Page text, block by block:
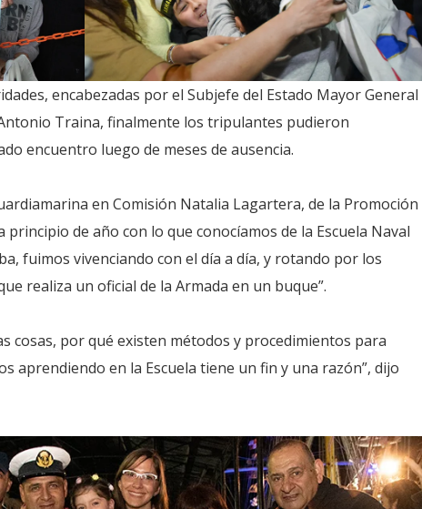
encabezadas por el Subjefe del Estado Mayor General
Traina, finalmente los tripulantes pudieron
encuentro luego de meses de ausencia.
en Comisión Natalia Lagartera, de la Promoción
de año con lo que conocíamos de la Escuela Naval
fuimos vivenciando con el día a día, y rotando por los
realiza un oficial de la Armada en un buque”.
cosas, por qué existen métodos y procedimientos para
aprendiendo en la Escuela tiene un fin y una razón”, dijo